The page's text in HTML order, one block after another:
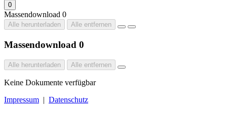
0
Massendownload 0
Alle herunterladen Alle entfernen
Massendownload 0
Alle herunterladen Alle entfernen
Keine Dokumente verfügbar
Impressum | Datenschutz